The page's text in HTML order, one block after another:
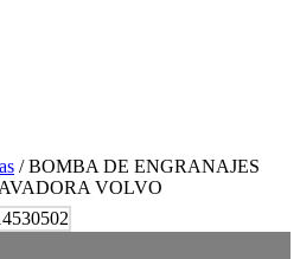
/ BOMBA DE ENGRANAJES
VOLVO